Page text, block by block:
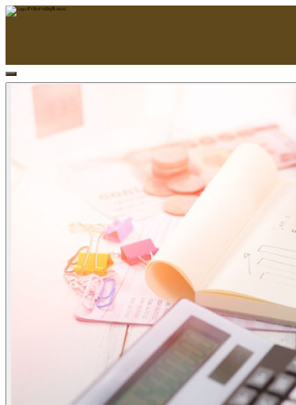
ข้อมูลบริษัท
บริการด้านใบอนุญาต
ตรวจสอบบัญชี
บริการวางระบบบัญชี
ที่ปรึกษาวางแผนภาษีอากร
จัดทำเงินเดือน
จดทะเบียนธุรกิจ
บริการ E-Filing
ข่าวสารบัญชี
ข่าวภาษี
ข่าวสัมมนา
ข่าวไอที